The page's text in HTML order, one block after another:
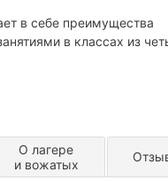
в себе преимущества
в классах из
О лагере
и вожатых